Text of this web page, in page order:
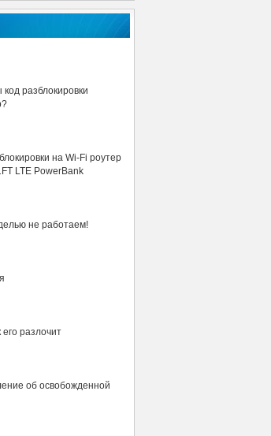
разблокировки
на Wi-Fi роутер
LTE PowerBank
не работаем!
разлочит
об освобожденной